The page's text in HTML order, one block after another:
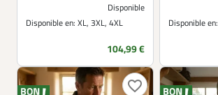
Disponible
Disponible en: XL, 3XL, 4XL
Prix
104,99 €
Disponible en:
favorite_border